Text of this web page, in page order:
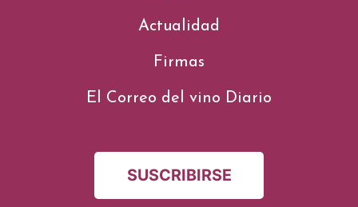
Actualidad
Firmas
El Correo del vino Diario
SUSCRIBIRSE